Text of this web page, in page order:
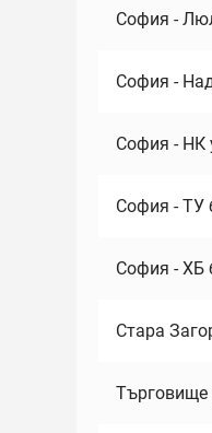
София -
София -
София - НК
София - ТУ
София - ХБ
Стара
Търговище